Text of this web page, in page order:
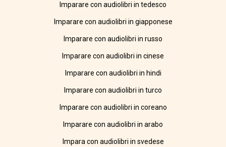
Imparare con audiolibri in tedesco
Imparare con audiolibri in giapponese
Imparare con audiolibri in russo
Imparare con audiolibri in cinese
Imparare con audiolibri in hindi
Imparare con audiolibri in turco
Imparare con audiolibri in coreano
Imparare con audiolibri in arabo
Impara con audiolibri in svedese